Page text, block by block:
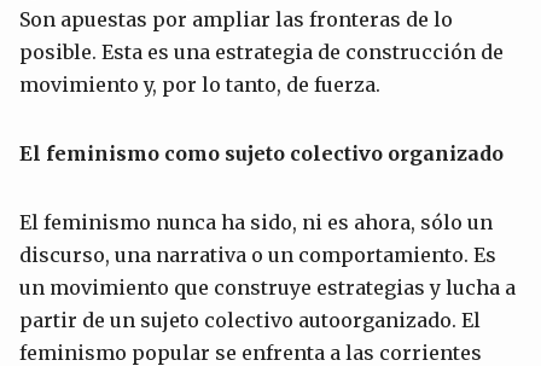
Son apuestas por ampliar las fronteras de lo
posible. Esta es una estrategia de construcción de
movimiento y, por lo tanto, de fuerza.
El feminismo como sujeto colectivo organizado
El feminismo nunca ha sido, ni es ahora, sólo un
discurso, una narrativa o un comportamiento. Es
un movimiento que construye estrategias y lucha a
partir de un sujeto colectivo autoorganizado. El
feminismo popular se enfrenta a las corrientes